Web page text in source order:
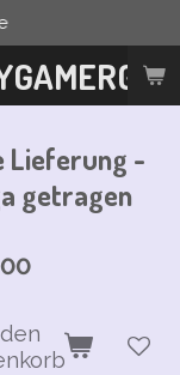
Lieferung -
getragen